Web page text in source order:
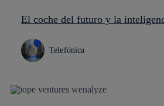
El coche del futuro y la
Telefónica